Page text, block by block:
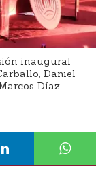
inaugural
Daniel
Díaz